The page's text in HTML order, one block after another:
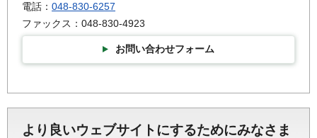
電話： 048-830-6257
ファックス：048-830-4923
お問い合わせフォーム
より良いウェブサイトにするためにみなさま